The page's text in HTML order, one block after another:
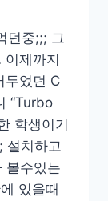
던중;;; 그
제까지
두었던 C
“Turbo
학생이기
설치하고
볼수있는
있을때